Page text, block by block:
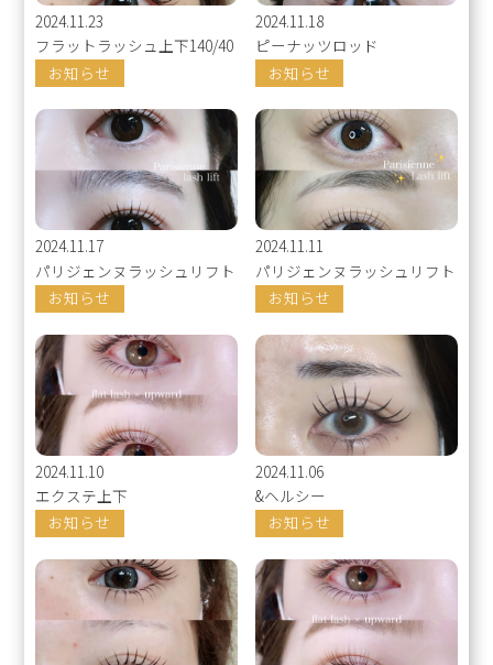
2024.11.23
フラットラッシュ上下140/40
お知らせ
2024.11.18
ピーナッツロッド
お知らせ
2024.11.17
パリジェンヌラッシュリフト
お知らせ
2024.11.11
パリジェンヌラッシュリフト
お知らせ
2024.11.10
エクステ上下
お知らせ
2024.11.06
&ヘルシー
お知らせ